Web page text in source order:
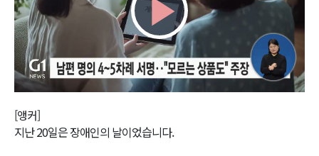
Play
Video
[앵커]
지난 20일은 장애인의 날이었습니다.